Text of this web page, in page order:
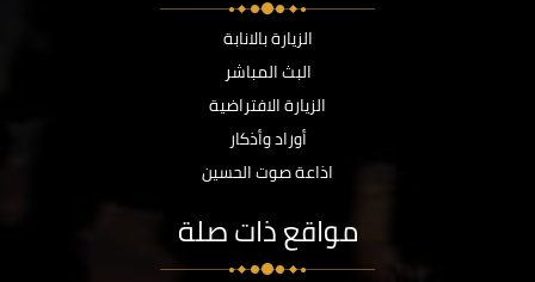
الزيارة بالانابة
البث المباشر
الزيارة الافتراضية
أوراد وأذكار
اذاعة صوت الحسين
مواقع ذات صلة